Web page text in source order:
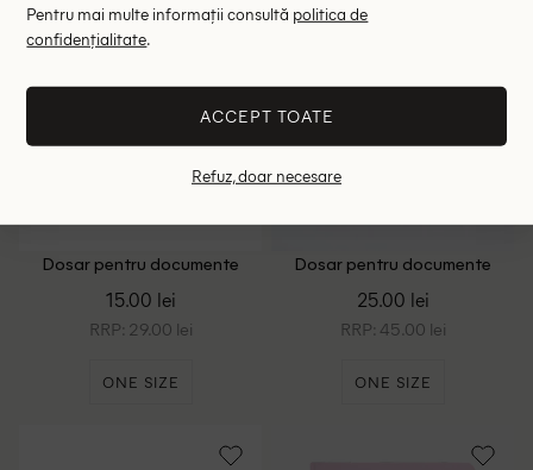
Dosar pentru documente
15.00 lei
RRP: 29.00 lei
ONE SIZE
Dosar pentru documente
25.00 lei
RRP: 45.00 lei
ONE SIZE
Pentru mai multe informații consultă politica de
confidențialitate.
ACCEPT TOATE
Refuz, doar necesare